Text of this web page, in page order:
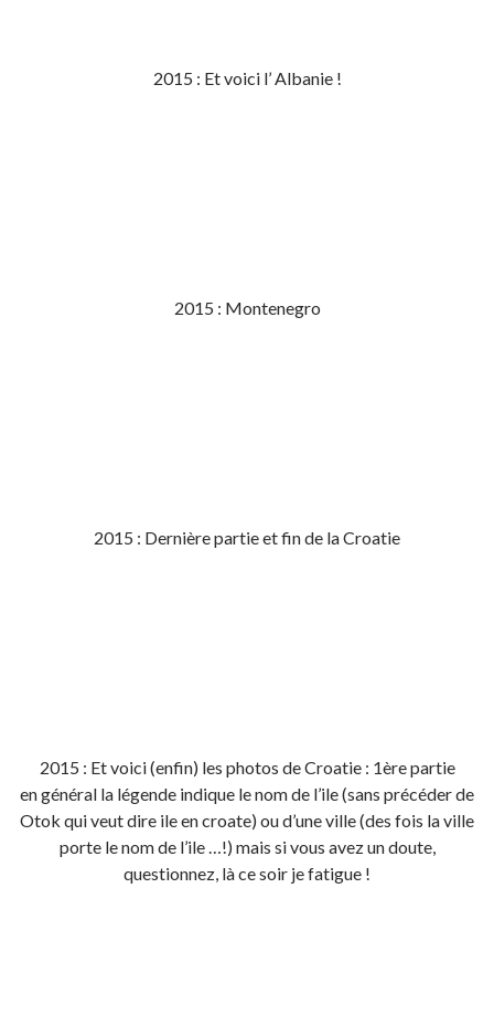
2015 : Et voici l’ Albanie !
2015 : Montenegro
2015 : Dernière partie et fin de la Croatie
2015 : Et voici (enfin) les photos de Croatie : 1ère partie
en général la légende indique le nom de l’ile (sans précéder de
Otok qui veut dire ile en croate) ou d’une ville (des fois la ville
porte le nom de l’ile …!) mais si vous avez un doute,
questionnez, là ce soir je fatigue !